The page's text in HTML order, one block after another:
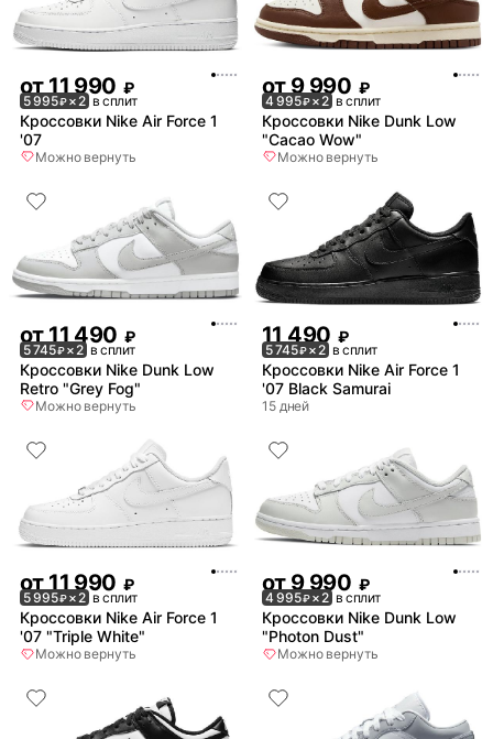
от11 990 ₽
5 995₽× 2 в сплит
Кроссовки Nike Air Force 1
'07
Можно вернуть
от9 990 ₽
4 995₽× 2 в сплит
Кроссовки Nike Dunk Low
"Cacao Wow"
Можно вернуть
от 11 490 ₽
5 745₽× 2 в сплит
Кроссовки Nike Dunk Low
Retro "Grey Fog"
Можно вернуть
11 490 ₽
5 745₽× 2 в сплит
Кроссовки Nike Air Force 1
'07 Black Samurai
15 дней
от11 990 ₽
5 995₽× 2 в сплит
Кроссовки Nike Air Force 1
'07 "Triple White"
Можно вернуть
от9 990 ₽
4 995₽× 2 в сплит
Кроссовки Nike Dunk Low
"Photon Dust"
Можно вернуть